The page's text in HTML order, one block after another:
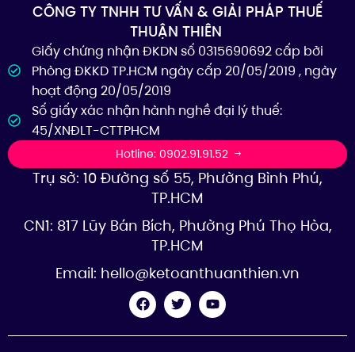
CÔNG TY TNHH TƯ VẤN & GIẢI PHÁP THUẾ
THUẬN THIÊN
Giấy chứng nhận ĐKDN số 0315690692 cấp bởi
Phòng ĐKKD TP.HCM ngày cấp 20/05/2019 , ngày
hoạt động 20/05/2019
Số giấy xác nhận hành nghề đại lý thuế:
45/XNĐLT-CTTPHCM
Hotline: 0902.91.91.52
Trụ sở: 10 Đường số 55, Phường Bình Phú,
TP.HCM
CN1: 817 Lũy Bán Bích, Phường Phú Thọ Hòa,
TP.HCM
Email: hello@ketoanthuanthien.vn